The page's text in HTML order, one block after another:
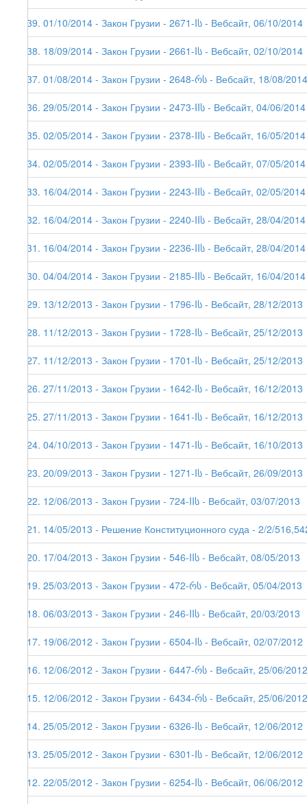
139. 01/10/2014 - Закон Грузии - 2671-Iს - Вебсайт, 06/10/2014
138. 18/09/2014 - Закон Грузии - 2661-Iს - Вебсайт, 02/10/2014
137. 01/08/2014 - Закон Грузии - 2648-რს - Вебсайт, 18/08/2014
136. 29/05/2014 - Закон Грузии - 2473-IIს - Вебсайт, 04/06/2014
135. 02/05/2014 - Закон Грузии - 2378-IIს - Вебсайт, 16/05/2014
134. 02/05/2014 - Закон Грузии - 2393-IIს - Вебсайт, 07/05/2014
133. 16/04/2014 - Закон Грузии - 2243-IIს - Вебсайт, 02/05/2014
132. 16/04/2014 - Закон Грузии - 2240-IIს - Вебсайт, 28/04/2014
131. 16/04/2014 - Закон Грузии - 2236-IIს - Вебсайт, 28/04/2014
130. 04/04/2014 - Закон Грузии - 2185-IIს - Вебсайт, 16/04/2014
129. 13/12/2013 - Закон Грузии - 1796-Iს - Вебсайт, 28/12/2013
128. 11/12/2013 - Закон Грузии - 1728-Iს - Вебсайт, 25/12/2013
127. 11/12/2013 - Закон Грузии - 1701-Iს - Вебсайт, 25/12/2013
126. 27/11/2013 - Закон Грузии - 1642-Iს - Вебсайт, 16/12/2013
125. 27/11/2013 - Закон Грузии - 1641-Iს - Вебсайт, 16/12/2013
124. 04/10/2013 - Закон Грузии - 1471-Iს - Вебсайт, 16/10/2013
123. 20/09/2013 - Закон Грузии - 1271-Iს - Вебсайт, 26/09/2013
122. 12/06/2013 - Закон Грузии - 724-IIს - Вебсайт, 03/07/2013
121. 14/05/2013 - Решение Конституционного суда - 2/2/
120. 17/04/2013 - Закон Грузии - 546-IIს - Вебсайт, 08/05/2013
119. 25/03/2013 - Закон Грузии - 472-რს - Вебсайт, 05/04/2013
118. 06/03/2013 - Закон Грузии - 246-IIს - Вебсайт, 20/03/2013
117. 19/06/2012 - Закон Грузии - 6504-Iს - Вебсайт, 02/07/2012
116. 12/06/2012 - Закон Грузии - 6447-რს - Вебсайт, 25/06/2012
115. 12/06/2012 - Закон Грузии - 6434-რს - Вебсайт, 25/06/2012
114. 25/05/2012 - Закон Грузии - 6326-Iს - Вебсайт, 12/06/2012
113. 25/05/2012 - Закон Грузии - 6301-Iს - Вебсайт, 12/06/2012
112. 22/05/2012 - Закон Грузии - 6254-Iს - Вебсайт, 06/06/2012